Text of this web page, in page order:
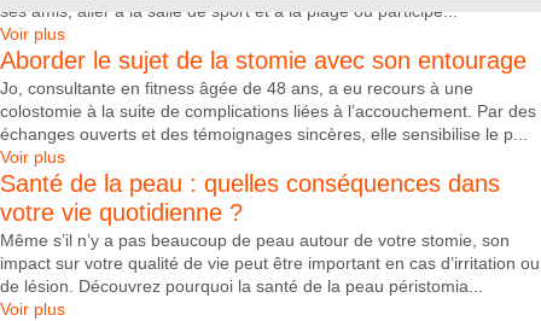
ses amis, aller à la salle de sport et à la plage ou participe...
Voir plus
Aborder le sujet de la stomie avec son entourage
Jo, consultante en fitness âgée de 48 ans, a eu recours à une
colostomie à la suite de complications liées à l’accouchement. Par des
échanges ouverts et des témoignages sincères, elle sensibilise le p...
Voir plus
Santé de la peau : quelles conséquences dans
votre vie quotidienne ?
Même s’il n’y a pas beaucoup de peau autour de votre stomie, son
impact sur votre qualité de vie peut être important en cas d’irritation ou
de lésion. Découvrez pourquoi la santé de la peau péristomia...
Voir plus